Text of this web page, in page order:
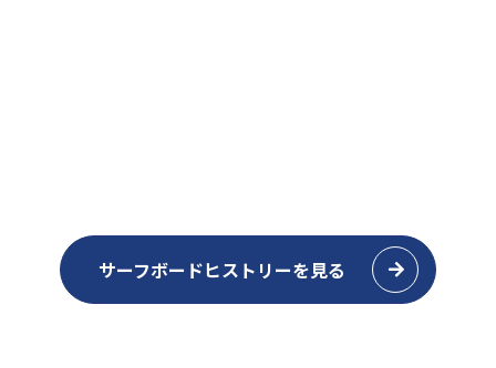
サーフボードヒストリーを見る